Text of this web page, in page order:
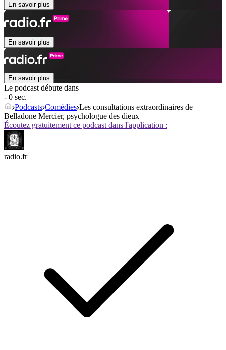
En savoir plus
En savoir plus
En savoir plus
Le podcast débute dans
- 0 sec.
Podcasts Comédies Les consultations extraordinaires de
Belladone Mercier, psychologue des dieux
Écoutez gratuitement ce podcast dans l'application :
radio.fr